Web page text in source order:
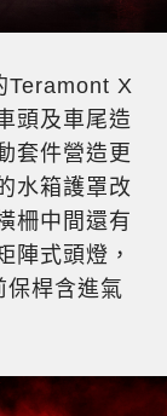
Teramont X
頭及車尾造
套件營造更
水箱護罩改
柵中間還有
陣式頭燈，
保桿含進氣